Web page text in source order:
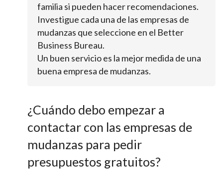
familia si pueden hacer recomendaciones.
Investigue cada una de las empresas de
mudanzas que seleccione en el Better
Business Bureau.
Un buen servicio es la mejor medida de una
buena empresa de mudanzas.
¿Cuándo debo empezar a
contactar con las empresas de
mudanzas para pedir
presupuestos gratuitos?